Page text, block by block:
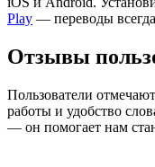
Play — переводы
Отзывы
Пользователи
работы и удобство
— он помогает нам